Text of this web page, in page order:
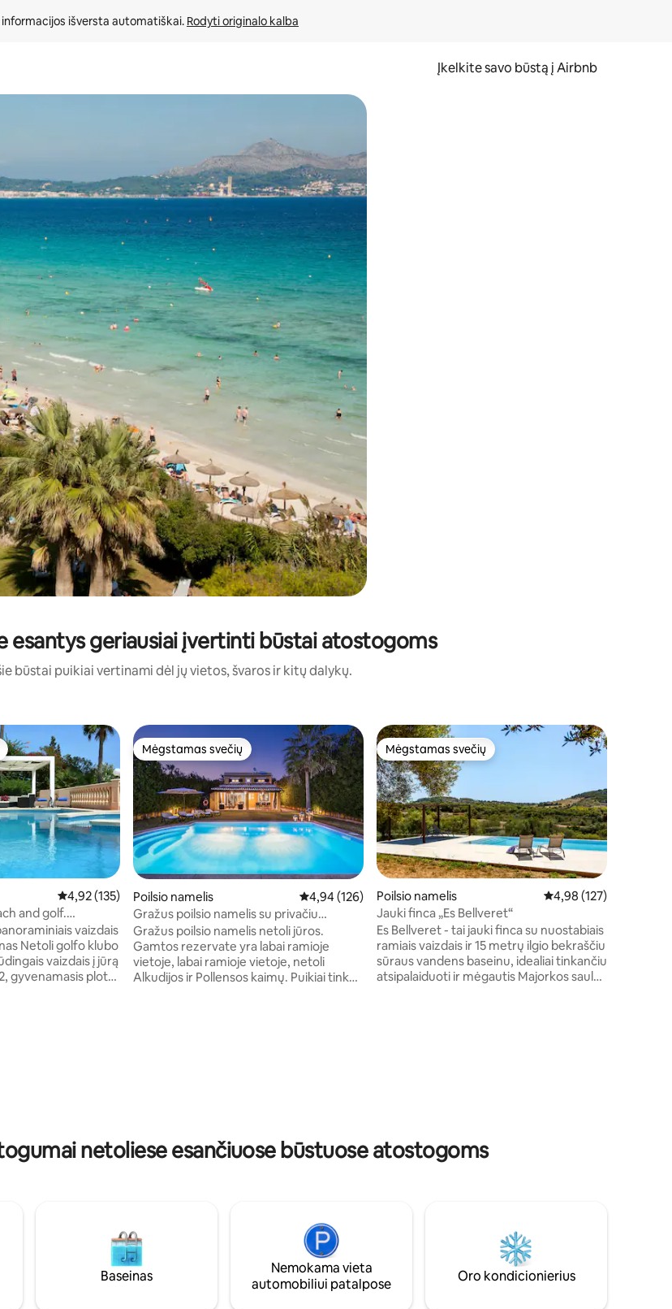
informacijos išversta automatiškai. Rodyti originalo kalba
Įkelkite savo būstą į Airbnb
rodykles aukštyn ir žemyn arba liesdami ir braukdami per ekraną.
esantys geriausiai įvertinti būstai atostogoms
būstai puikiai vertinami dėl jų vietos, švaros ir kitų dalykų.
16
Vidutinis įvertinimas: 4,92 iš 5, atsiliepimų: 135
4,92 (135)
and golf.
vaizdais
Netoli golfo klubo
vaizdais į jūrą
gyvenamasis plotas
Mėgstamas svečių
Mėgstamas svečių
Poilsio namelis Vidutinis įvertinimas: 4,94 iš 5, atsiliepimų: 126
4,94 (126)
Gražus poilsio namelis su privačiu
baseinu, AACC ir Wi-Fi
Gražus poilsio namelis netoli jūros.
Gamtos rezervate yra labai ramioje
vietoje, labai ramioje vietoje, netoli
Alkudijos ir Pollensos kaimų. Puikiai tinka
Mėgstamas svečių
Mėgstamas svečių
Poilsio namelis Vidutinis įvertinimas:
4,98 (127)
Jauki finca „Es Bellveret“
Es Bellveret - tai jauki finca su nuostabiais
ramiais vaizdais ir 15 metrų ilgio bekraščiu
sūraus vandens baseinu, idealiai tinkančiu
atsipalaiduoti ir mėgautis Majorkos saule
netoliese esančiuose būstuose atostogoms
Baseinas
Nemokama vieta
automobiliui patalpose
Oro kondicionierius